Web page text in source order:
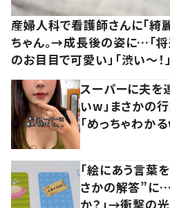
産婦人科で看護師さんに「綺
ちゃん。→成長後の姿に…「将
のお目目で可愛い」「渋い～！」
スーパーに夫を
いw」まさかの行
「めっちゃわか
「絵にあう言葉
さかの解答”に…
か？」→衝撃の